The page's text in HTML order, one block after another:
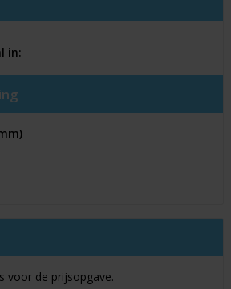
in:
voor de prijsopgave.